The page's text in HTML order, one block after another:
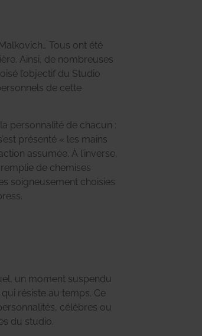
Tous ont été
Ainsi, de nombreuses
l’objectif du Studio
de cette
personnalité de chacun :
présenté « les mains
assumée. À l’inverse,
de chemises
soigneusement choisies
un moment suspendu
résiste au temps. Ce
célèbres ou
du studio.